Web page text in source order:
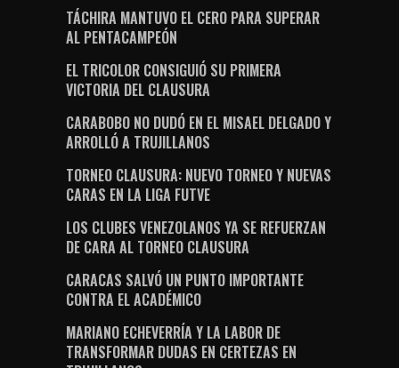
TÁCHIRA MANTUVO EL CERO PARA SUPERAR
AL PENTACAMPEÓN
EL TRICOLOR CONSIGUIÓ SU PRIMERA
VICTORIA DEL CLAUSURA
CARABOBO NO DUDÓ EN EL MISAEL DELGADO Y
ARROLLÓ A TRUJILLANOS
TORNEO CLAUSURA: NUEVO TORNEO Y NUEVAS
CARAS EN LA LIGA FUTVE
LOS CLUBES VENEZOLANOS YA SE REFUERZAN
DE CARA AL TORNEO CLAUSURA
CARACAS SALVÓ UN PUNTO IMPORTANTE
CONTRA EL ACADÉMICO
MARIANO ECHEVERRÍA Y LA LABOR DE
TRANSFORMAR DUDAS EN CERTEZAS EN